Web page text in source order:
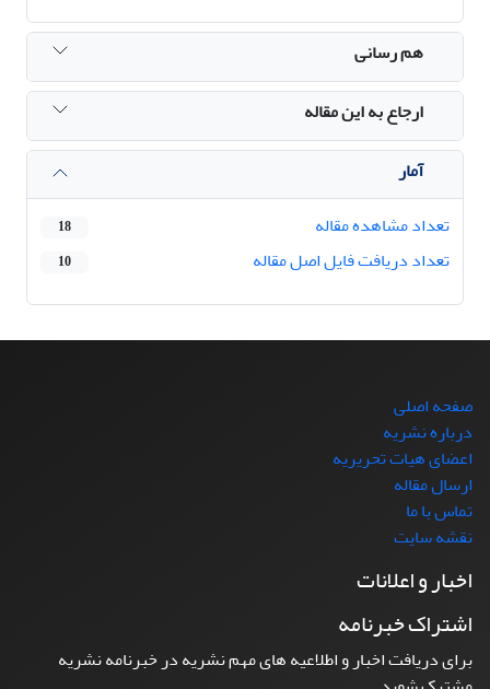
هم رسانی
ارجاع به این مقاله
آمار
تعداد مشاهده مقاله
18
تعداد دریافت فایل اصل مقاله 10
صفحه اصلی
درباره نشریه
اعضای هیات تحریریه
ارسال مقاله
تماس با ما
نقشه سایت
اخبار و اعلانات
اشتراک خبرنامه
برای دریافت اخبار و اطلاعیه های مهم نشریه در خبرنامه نشریه